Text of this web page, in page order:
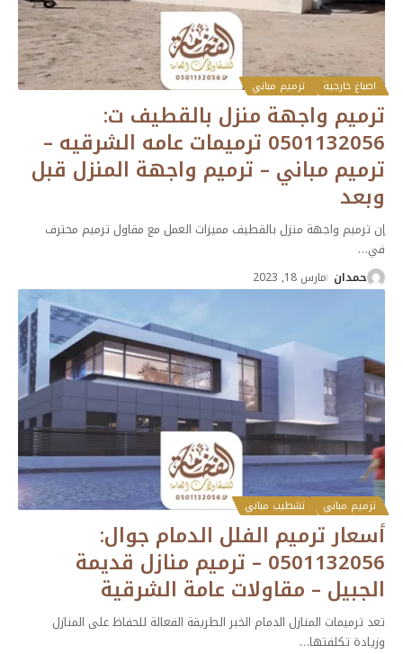
اصباغ خارجية ترميم مباني
ترميم واجهة منزل بالقطيف ت:
0501132056 ترميمات عامه الشرقيه –
ترميم مباني – ترميم واجهة المنزل قبل
وبعد
إن ترميم واجهة منزل بالقطيف مميزات العمل مع مقاول ترميم محترف
في…
حمدان مارس 18, 2023
ترميم مباني تشطيب مباني
أسعار ترميم الفلل الدمام جوال:
0501132056 – ترميم منازل قديمة
الجبيل – مقاولات عامة الشرقية
تعد ترميمات المنازل الدمام الخبر الطريقة الفعالة للحفاظ على المنازل
وزيادة تكلفتها…